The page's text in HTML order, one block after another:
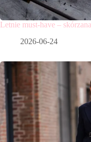
Letnie must-have –
2026-06-24